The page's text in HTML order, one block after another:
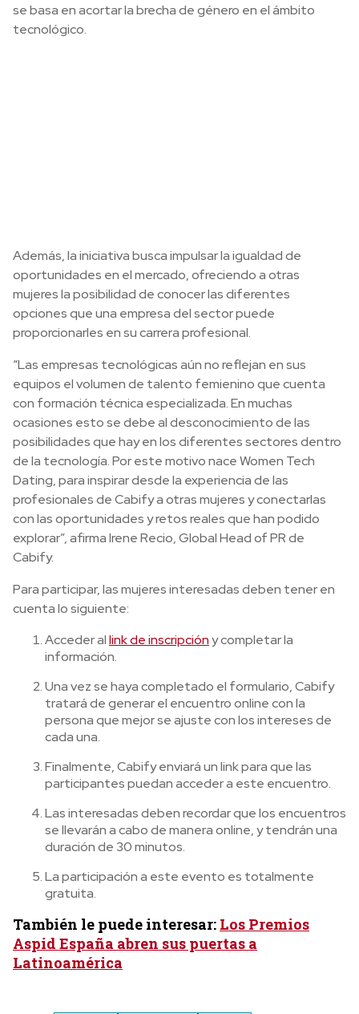
se basa en acortar la brecha de género en el ámbito
tecnológico.
Además, la iniciativa busca impulsar la igualdad de
oportunidades en el mercado, ofreciendo a otras
mujeres la posibilidad de conocer las diferentes
opciones que una empresa del sector puede
proporcionarles en su carrera profesional.
“Las empresas tecnológicas aún no reflejan en sus
equipos el volumen de talento femienino que cuenta
con formación técnica especializada. En muchas
ocasiones esto se debe al desconocimiento de las
posibilidades que hay en los diferentes sectores dentro
de la tecnología. Por este motivo nace Women Tech
Dating, para inspirar desde la experiencia de las
profesionales de Cabify a otras mujeres y conectarlas
con las oportunidades y retos reales que han podido
explorar”, afirma Irene Recio, Global Head of PR de
Cabify.
Para participar, las mujeres interesadas deben tener en
cuenta lo siguiente:
Acceder allink de inscripcióny completar la
información.
Una vez se haya completado el formulario, Cabify
tratará de generar el encuentro online con la
persona que mejor se ajuste con los intereses de
cada una.
Finalmente, Cabify enviará un link para que las
participantes puedan acceder a este encuentro.
Las interesadas deben recordar que los encuentros
se llevarán a cabo de manera online, y tendrán una
duración de 30 minutos.
La participación a este evento es totalmente
gratuita.
También le puede interesar: Los Premios
Aspid España abren sus puertas a
Latinoamérica